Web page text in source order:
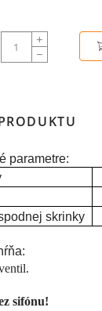
parametre:
skrinky
sifónu!